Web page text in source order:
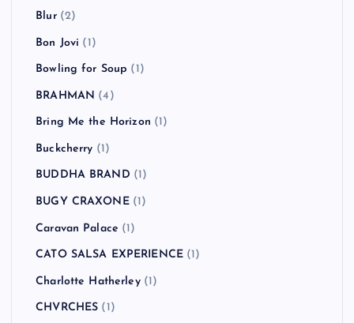
Blur(2)
Bon Jovi (1)
Bowling for Soup (1)
BRAHMAN (4)
Bring Me the Horizon (1)
Buckcherry (1)
BUDDHA BRAND (1)
BUGY CRAXONE(1)
Caravan Palace (1)
CATO SALSA EXPERIENCE (1)
Charlotte Hatherley(1)
CHVRCHES (1)